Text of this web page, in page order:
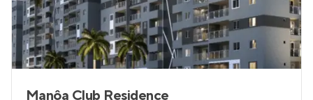
Manôa Club Residence